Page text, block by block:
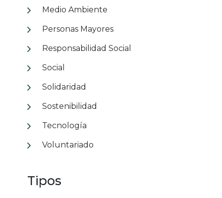
Medio Ambiente
Personas Mayores
Responsabilidad Social
Social
Solidaridad
Sostenibilidad
Tecnología
Voluntariado
Tipos